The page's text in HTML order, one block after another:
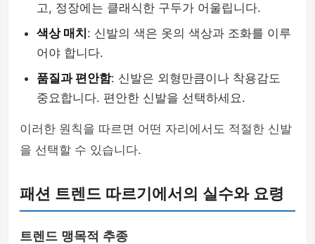
고, 정장에는 클래식한 구두가 어울립니다.
색상 매치 : 신발의 색은 옷의 색상과 조화를 이루
어야 합니다.
품질과 편안함: 신발은 외형만큼이나 착용감도
중요합니다. 편안한 신발을 선택하세요.
이러한 원칙을 따르면 어떤 자리에서도 적절한 신발
을 선택할 수 있습니다.
패션 트렌드 따르기에서의 실수와 요령
트렌드 맹목적 추종